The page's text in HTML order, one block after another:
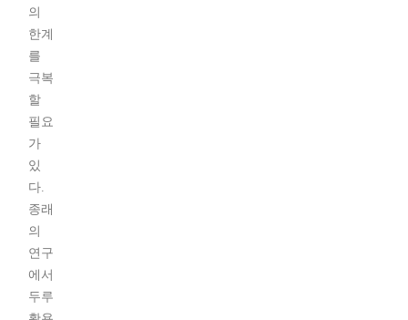
의
한계
를
극복
할
필요
가
있
다.
종래
의
연구
에서
두루